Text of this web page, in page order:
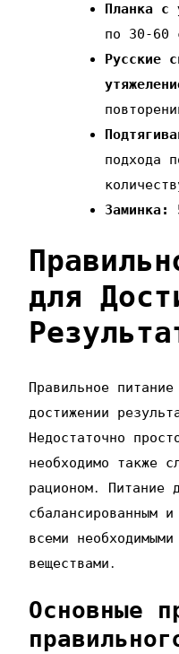
Планка с
по 30-60
Русские
подхода
Заминка:
для
Правильное
достижении
Недостаточно
необходимо также
рационом․ Питание
сбалансированным
всеми
веществами․
Основные